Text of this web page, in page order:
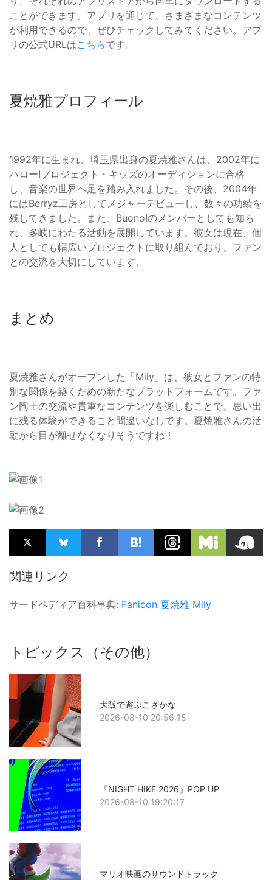
ことができます。アプリを通じて、さまざまなコンテンツ
が利用できるので、ぜひチェックしてみてください。アプ
リの公式URLはこちらです。
夏焼雅プロフィール
1992年に生まれ、埼玉県出身の夏焼雅さんは、2002年に
ハロー!プロジェクト・キッズのオーディションに合格
し、音楽の世界へ足を踏み入れました。その後、2004年
にはBerryz工房としてメジャーデビューし、数々の功績を
残してきました。また、Buono!のメンバーとしても知ら
れ、多岐にわたる活動を展開しています。彼女は現在、個
人としても幅広いプロジェクトに取り組んでおり、ファン
との交流を大切にしています。
まとめ
夏焼雅さんがオープンした「Mily」は、彼女とファンの特
別な関係を築くための新たなプラットフォームです。ファ
ン同士の交流や貴重なコンテンツを楽しむことで、思い出
に残る体験ができること間違いなしです。夏焼雅さんの活
動から目が離せなくなりそうですね！
関連リンク
サードペディア百科事典: Fanicon 夏焼雅 Mily
トピックス（その他）
大阪で遊ぶこさかな
2026-08-10 20:56:18
『NIGHT HIKE 2026』POP UP
2026-08-10 19:20:17
マリオ映画のサウンドトラック